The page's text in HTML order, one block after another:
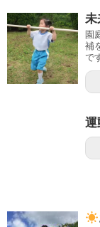
未
園
補
で
運